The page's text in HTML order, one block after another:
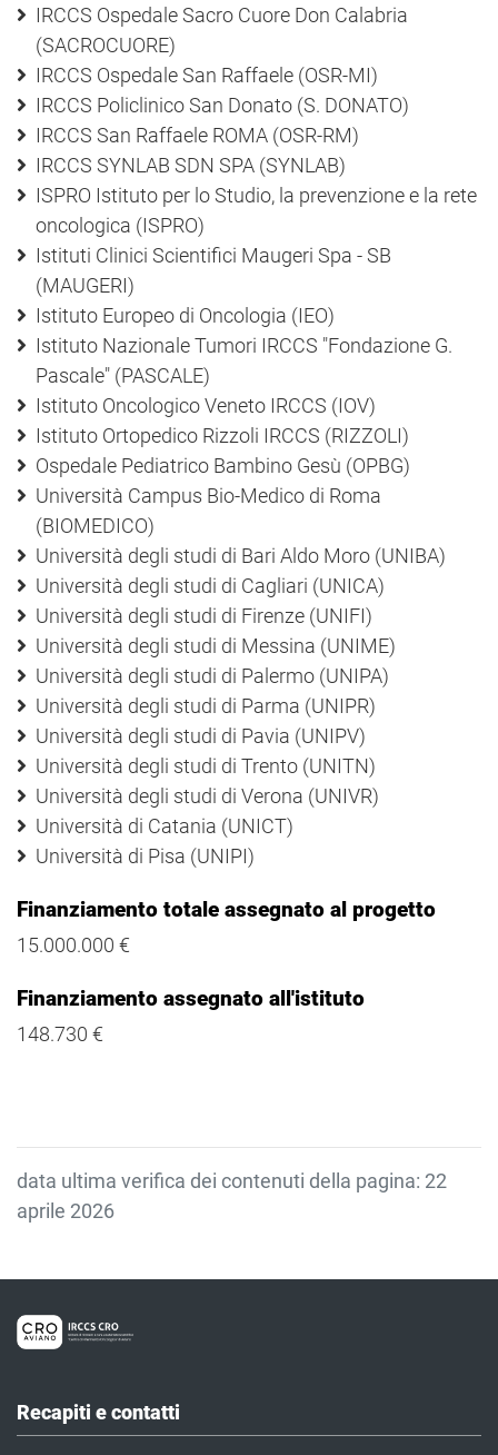
IRCCS Ospedale Sacro Cuore Don Calabria
(SACROCUORE)
IRCCS Ospedale San Raffaele (OSR-MI)
IRCCS Policlinico San Donato (S. DONATO)
IRCCS San Raffaele ROMA (OSR-RM)
IRCCS SYNLAB SDN SPA (SYNLAB)
ISPRO Istituto per lo Studio, la prevenzione e la rete
oncologica (ISPRO)
Istituti Clinici Scientifici Maugeri Spa - SB
(MAUGERI)
Istituto Europeo di Oncologia (IEO)
Istituto Nazionale Tumori IRCCS "Fondazione G.
Pascale" (PASCALE)
Istituto Oncologico Veneto IRCCS (IOV)
Istituto Ortopedico Rizzoli IRCCS (RIZZOLI)
Ospedale Pediatrico Bambino Gesù (OPBG)
Università Campus Bio-Medico di Roma
(BIOMEDICO)
Università degli studi di Bari Aldo Moro (UNIBA)
Università degli studi di Cagliari (UNICA)
Università degli studi di Firenze (UNIFI)
Università degli studi di Messina (UNIME)
Università degli studi di Palermo (UNIPA)
Università degli studi di Parma (UNIPR)
Università degli studi di Pavia (UNIPV)
Università degli studi di Trento (UNITN)
Università degli studi di Verona (UNIVR)
Università di Catania (UNICT)
Università di Pisa (UNIPI)
Finanziamento totale assegnato al progetto
15.000.000 €
Finanziamento assegnato all'istituto
148.730 €
data ultima verifica dei contenuti della pagina: 22
aprile 2026
Recapiti e contatti